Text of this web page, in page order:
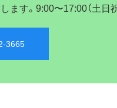
す。9:00〜17:00（土日
3665